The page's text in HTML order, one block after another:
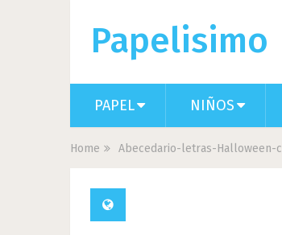
Papelisimo
PAPEL NIÑOS
Home Abecedario-letras-